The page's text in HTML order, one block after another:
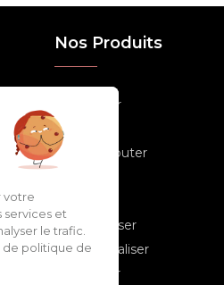
Nos Produits
> Relooker
> Habiller
> Chouchouter
> Customiser
> Personnaliser
> S'inspirer